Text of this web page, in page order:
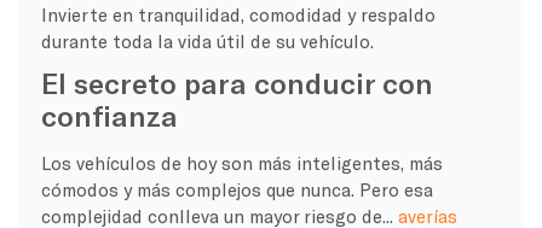
Invierte en tranquilidad, comodidad y respaldo
durante toda la vida útil de su vehículo.
El secreto para conducir con
confianza
Los vehículos de hoy son más inteligentes, más
cómodos y más complejos que nunca. Pero esa
complejidad conlleva un mayor riesgo de... averías